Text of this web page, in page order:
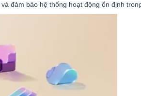
đảm bảo hệ thống hoạt động ổn định